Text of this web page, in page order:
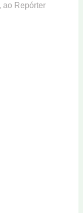
ao Repórter